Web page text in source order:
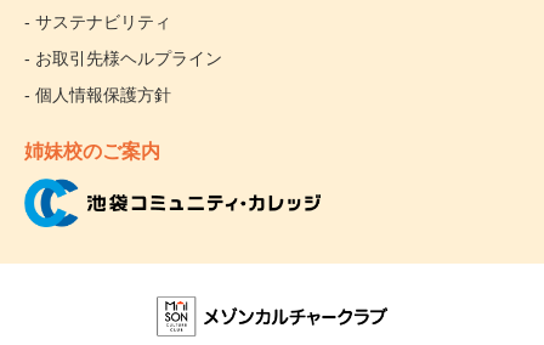
- サステナビリティ
- お取引先様ヘルプライン
- 個人情報保護方針
姉妹校のご案内